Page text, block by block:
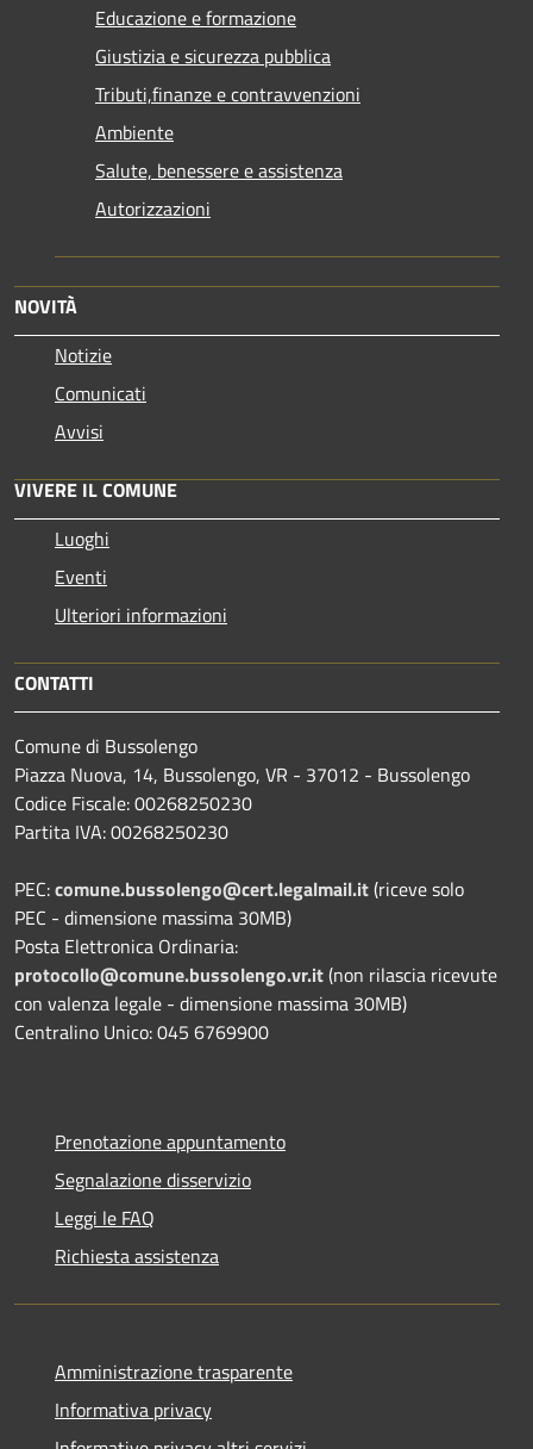
Educazione e formazione
Giustizia e sicurezza pubblica
Tributi,finanze e contravvenzioni
Ambiente
Salute, benessere e assistenza
Autorizzazioni
NOVITÀ
Notizie
Comunicati
Avvisi
VIVERE IL COMUNE
Luoghi
Eventi
Ulteriori informazioni
CONTATTI
Comune di Bussolengo
Piazza Nuova, 14, Bussolengo, VR - 37012 - Bussolengo
Codice Fiscale: 00268250230
Partita IVA: 00268250230
PEC:comune.bussolengo@cert.legalmail.it(riceve solo
PEC - dimensione massima 30MB)
Posta Elettronica Ordinaria:
protocollo@comune.bussolengo.vr.it(non rilascia ricevute
con valenza legale - dimensione massima 30MB)
Centralino Unico: 045 6769900
Prenotazione appuntamento
Segnalazione disservizio
Leggi le FAQ
Richiesta assistenza
Amministrazione trasparente
Informativa privacy